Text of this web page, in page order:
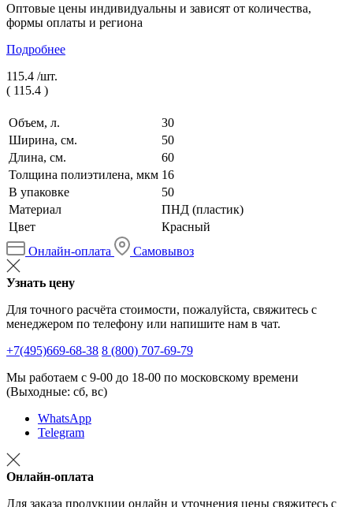
Оптовые цены индивидуальны и зависят от количества,
формы оплаты и региона
Подробнее
115.4 /шт.
( 115.4 )
Объем, л.
30
Ширина, см.
50
Длина, см.
60
Толщина полиэтилена, мкм 16
В упаковке
50
Материал
ПНД (пластик)
Цвет
Красный
Онлайн-оплата
Самовывоз
Узнать цену
Для точного расчёта стоимости, пожалуйста, свяжитесь с
менеджером по телефону или напишите нам в чат.
+7(495)669-68-38 8 (800) 707-69-79
Мы работаем с 9-00 до 18-00 по московскому времени
(Выходные: сб, вс)
WhatsApp
Telegram
Онлайн-оплата
Для заказа продукции онлайн и уточнения цены свяжитесь с